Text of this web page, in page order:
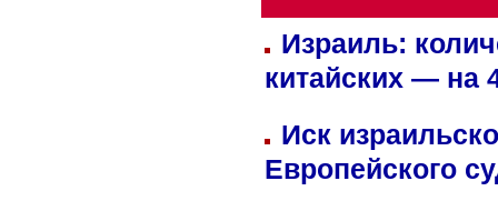
Израиль:
китайских — на
Иск
Европейского